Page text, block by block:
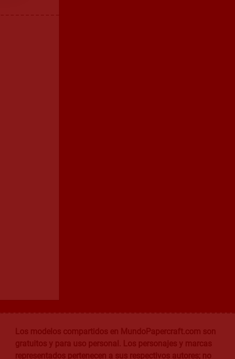
Los modelos compartidos en MundoPapercraft.com son
gratuitos y para uso personal. Los personajes y marcas
representados pertenecen a sus respectivos autores; no